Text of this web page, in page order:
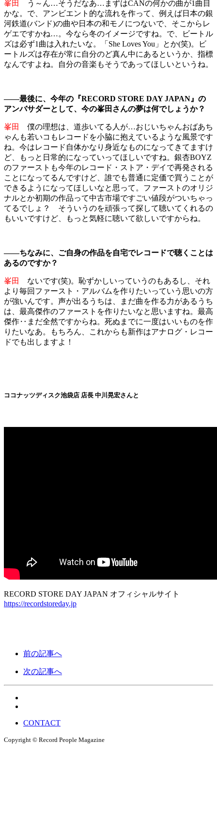
峯田
う～ん…そうだなあ…まずはCANの何かの曲が1曲目
かな。で、アンビエント的な流れを作って、例えば日本の銀
河鉄道(バンド)の曲や日本の和モノにつないで、そこからレ
ゲエですかね…。今なら冬のイメージですね。で、ビートル
ズは必ず1曲は入れたいな。「She Loves You」とか(笑)。ビ
ートルズは存在が常に自分のど真ん中にあるというか、指標
なんですよね。自分の音楽もそうであってほしいというね。
――最後に、今年の『RECORD STORE DAY JAPAN』の
アンバサダーとして、今の峯田さんの夢は何でしょうか？
峯田
僕の理想は、道歩いてる人が…おじいちゃんおばあち
ゃんも若いコもレコードを小脇に抱えているような風景です
ね。今はレコード自体かなり身近なものになってきてますけ
ど、もっと日常的になっていってほしいですね。銀杏BOYZ
のファーストも今年のレコード・ストア・デイで再発される
ことになってるんですけど、誰でも普通に定価で買うことが
できるようになってほしいなと思って。ファーストのオリジ
ナルとか初期の作品って中古市場ですごい値段がついちゃっ
てるでしょ？ そういうのを頑張って探して聴いてくれるの
もいいですけど、もっと気軽に聴いて欲しいですからね。
――ちなみに、ご自身の作品を自宅でレコードで聴くことは
あるのですか？
峯田 ないです(笑)。恥ずかしいっていうのもあるし、それ
より毎回ファースト・アルバムを作りたいっていう思いの方
が強いんです。声が出るうちは、まだ曲を作る力があるうち
は、最高傑作のファーストを作りたいなと思いますね。最高
傑作‥まだ全然ですからね。死ぬまでに一度はいいものを作
りたいなあ。もちろん、これからも新作はアナログ・レコー
ドでも出しますよ！
ココナッツディスク池袋店 店長 中川晃宏さんと
RECORD STORE DAY JAPAN オフィシャルサイト
https://recordstoreday.jp
前の記事へ
次の記事へ
CONTACT
Copyright © Record People Magazine